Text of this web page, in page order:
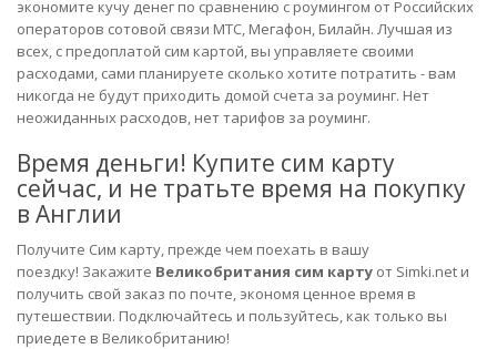
экономите кучу денег по сравнению с роумингом от Российских
операторов сотовой связи МТС, Мегафон, Билайн. Лучшая из
всех, с предоплатой сим картой, вы управляете своими
расходами, сами планируете сколько хотите потратить - вам
никогда не будут приходить домой счета за роуминг. Нет
неожиданных расходов, нет тарифов за роуминг.
Время деньги! Купите сим карту
сейчас, и не тратьте время на покупку
в Англии
Получите Сим карту, прежде чем поехать в вашу
поездку! Закажите Великобритания сим карту от Simki.net и
получить свой ​​заказ по почте, экономя ценное время в
путешествии. Подключайтесь и пользуйтесь, как только вы
приедете в Великобританию!